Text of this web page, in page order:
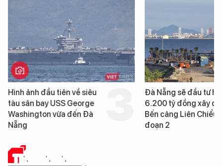
Hình ảnh đầu tiên về siêu
tàu sân bay USS George
Washington vừa đến Đà
Nẵng
Đà Nẵng sẽ đầu tư
6.200 tỷ đồng xây
Bến cảng Liên Chiểu
đoạn 2
TIN CÔNG NGHỆ